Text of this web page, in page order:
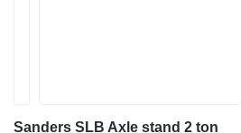
Sanders SLB Axle stand 2 ton